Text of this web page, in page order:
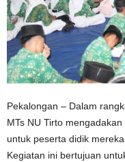
Pekalongan – Dalam
MTs NU Tirto
untuk peserta didik
Kegiatan ini bertujuan